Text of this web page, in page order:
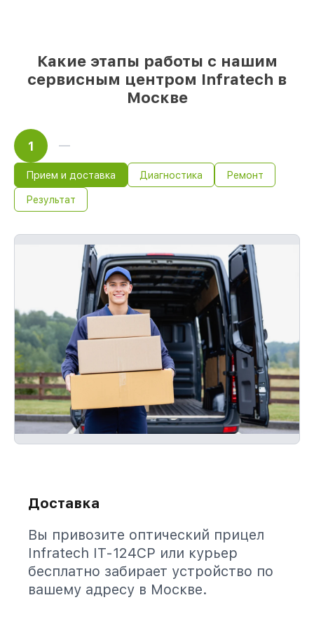
работ быстро и без задержек, при
немедленном начале работ
Какие этапы работы с нашим
сервисным центром Infratech в
Москве
1
Прием и доставка Диагностика Ремонт
Результат
Доставка
Вы привозите оптический прицел
Infratech IT-124CP или курьер
бесплатно забирает устройство по
вашему адресу в Москве.